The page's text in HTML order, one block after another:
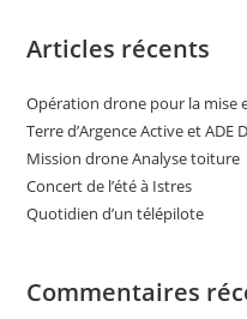
Articles récents
Opération drone pour la mise
Terre d’Argence Active et ADE
Mission drone Analyse toiture
Concert de l’été à Istres
Quotidien d’un télépilote
Commentaires